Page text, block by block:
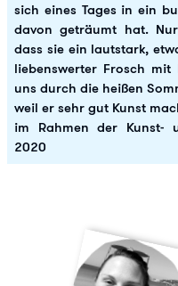
sich eines Tages in ein
davon geträumt hat.
dass sie ein lautstark,
liebenswerter Frosch
uns durch die heißen
weil er sehr gut Kunst
im Rahmen der Kunst-
2020